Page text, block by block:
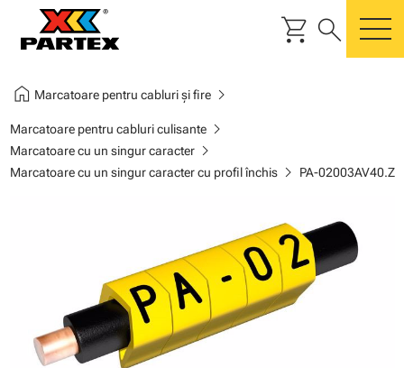
shopping_cart search
home Marcatoare pentru cabluri și firechevron_right
Marcatoare pentru cabluri culisantechevron_right
Marcatoare cu un singur caracterchevron_right
Marcatoare cu un singur caracter cu profil închischevron_right PA-02003AV40.Z